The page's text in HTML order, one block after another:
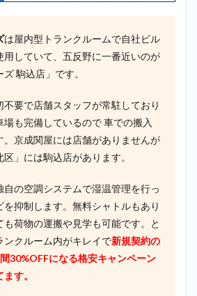
は屋内型トランクルームで自社ビル
用していて、五反野に一番近いのが
ズ 駒込店」です。
不要で店舗スタッフが常駐しており
場も完備しているので 車での搬入
。京成関屋には店舗がありませんが
区」には駒込店があります。
自の空調システムで湿温管理を行っ
を抑制します。無料シャトルもあり
も荷物の運搬や見学も可能です。と
ンクルーム内がキレイで新規契約の
30%OFFになる格安キャンペーン
す。